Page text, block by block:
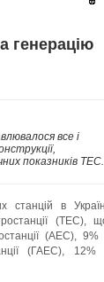
генерацію
все і
показників ТЕС.
станцій в
(ТЕС),
(АЕС), 9%
(ГАЕС), 12%